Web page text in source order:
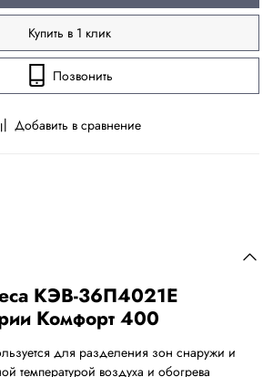
Добавить в сравнение
Купить в 1 клик
Позвонить
КЭВ-36П4021Е
Комфорт 400
для разделения зон снаружи и
температурой воздуха и обогрева